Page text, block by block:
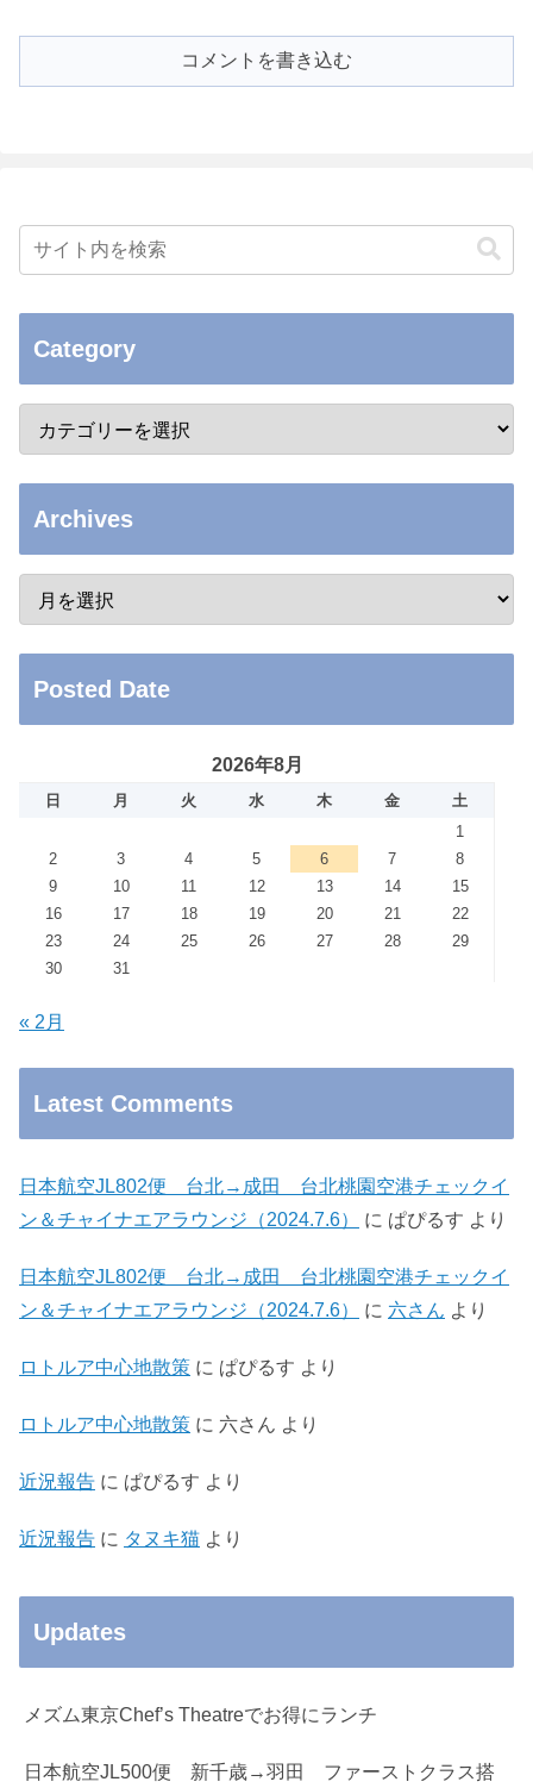
コメントを書き込む
Category
Archives
Posted Date
2026年8月
日 月 火 水 木 金
土
1
2
3 4 5 6 7
8
9
10 11 12 13 14
15
16
17 18 19 20 21
22
23
24 25 26 27 28
29
30
31
« 2月
Latest Comments
日本航空JL802便 台北→成田 台北桃園空港チェックイ
ン＆チャイナエアラウンジ（2024.7.6）
に ぱぴるす より
日本航空JL802便 台北→成田 台北桃園空港チェックイ
ン＆チャイナエアラウンジ（2024.7.6）
に 六さん より
ロトルア中心地散策 に ぱぴるす より
ロトルア中心地散策 に 六さん より
近況報告 に ぱぴるす より
近況報告 に タヌキ猫 より
Updates
メズム東京Chef’s Theatreでお得にランチ
日本航空JL500便 新千歳→羽田 ファーストクラス搭